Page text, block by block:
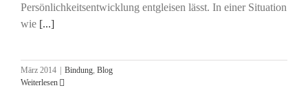
Persönlichkeitsentwicklung entgleisen lässt. In einer Situation
wie [...]
März 2014 Bindung, Blog
Weiterlesen